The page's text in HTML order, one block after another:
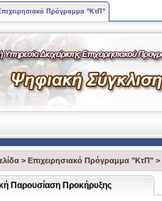
Πρόγραμμα "ΚτΠ"
> Επιχειρησιακό Πρόγραμμα "ΚτΠ" >
Παρουσίαση Προκήρυξης